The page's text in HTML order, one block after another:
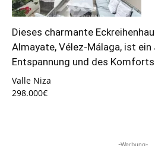
Dieses charmante
Almayate, Vélez-Málaga, ist
Entspannung und des Komforts
Valle Niza
298.000€
-Werbung-